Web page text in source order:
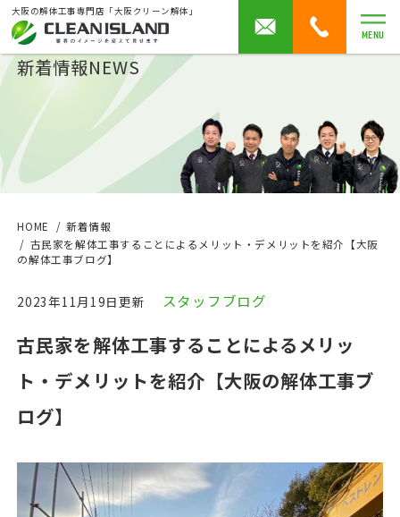
大阪の解体工事専門店「大阪クリーン解体」
MENU
新着情報NEWS
HOME
新着情報
古民家を解体工事することによるメリット・デメリットを紹介【大阪
の解体工事ブログ】
2023年11月19日更新 スタッフブログ
古民家を解体工事することによるメリッ
ト・デメリットを紹介【大阪の解体工事ブ
ログ】